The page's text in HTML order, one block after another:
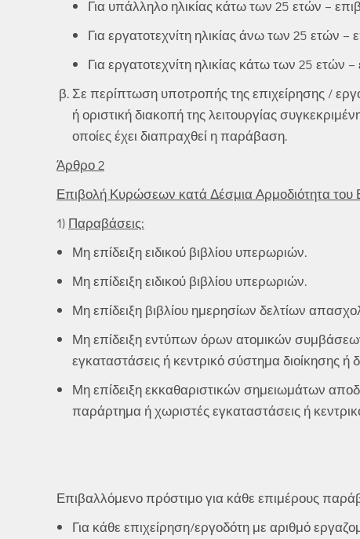
Για υπάλληλο ηλικίας κάτω των 25 ετών –
Για εργατοτεχνίτη ηλικίας άνω των 25 ετών
Για εργατοτεχνίτη ηλικίας κάτω των 25
Σε περίπτωση υποτροπής της επιχείρησης /
ή οριστική διακοπή της λειτουργίας
οποίες έχει διαπραχθεί η παράβαση.
Άρθρο 2
Επιβολή Κυρώσεων κατά Δέσμια Αρμοδιότητα
1) Παραβάσεις:
Μη επίδειξη ειδικού βιβλίου υπερωριών.
Μη επίδειξη ειδικού βιβλίου υπερωριών.
Μη επίδειξη βιβλίου ημερησίων δελτίων
Μη επίδειξη εντύπων όρων ατομικών
εγκαταστάσεις ή κεντρικό σύστημα διοίκησης ή
Μη επίδειξη εκκαθαριστικών σημειωμάτων
παράρτημα ή χωριστές εγκαταστάσεις ή
Επιβαλλόμενο πρόστιμο για κάθε επιμέρους
Για κάθε επιχείρηση/εργοδότη με αριθμό